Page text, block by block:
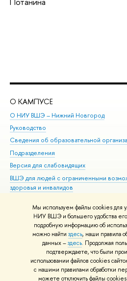
Мы используем файлы cookies для
НИУ ВШЭ и большего удобства
подробную информацию об
можно найти здесь, наши правила
данных –здесь. Продолжая
подтверждаете, что были
использовании файлов cookies
с нашими правилами обработки
можете отключить файлы cookies
О КАМПУСЕ
О НИУ ВШЭ – Нижний Новгород
Руководство
Сведения об образовательной
Подразделения
Версия для слабовидящих
ВШЭ для людей с ограниченными
здоровья и инвалидов
© НИУ ВШЭ 1993–2026 Адреса и
материалов Политика
Шрифты HSE Sans и HSE Slab